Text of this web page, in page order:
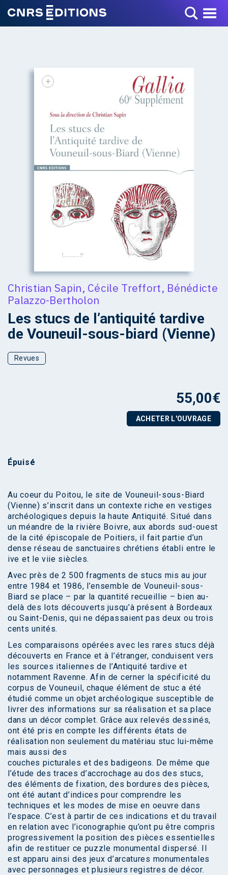
Toggle Menu
+
Christian Sapin, Cécile Treffort, Bénédicte
Palazzo-Bertholon
Les stucs de l’antiquité tardive
de Vouneuil-sous-biard (Vienne)
Revues
55,00€
ACHETER L'OUVRAGE
Épuisé
Au coeur du Poitou, le site de Vouneuil-sous-Biard
(Vienne) s’inscrit dans un contexte riche en vestiges
archéologiques depuis la haute Antiquité. Situé dans
un méandre de la rivière Boivre, aux abords sud-ouest
de la cité épiscopale de Poitiers, il fait partie d’un
dense réseau de sanctuaires chrétiens établi entre le
ive et le viie siècles.
Avec près de 2 500 fragments de stucs mis au jour
entre 1984 et 1986, l’ensemble de Vouneuil-sous-
Biard se place – par la quantité recueillie – bien au-
delà des lots découverts jusqu’à présent à Bordeaux
ou Saint-Denis, qui ne dépassaient pas deux ou trois
cents unités.
Les comparaisons opérées avec les rares stucs déjà
découverts en France et à l’étranger, conduisent vers
les sources italiennes de l’Antiquité tardive et
notamment Ravenne. Afin de cerner la spécificité du
corpus de Vouneuil, chaque élément de stuc a été
étudié comme un objet archéologique susceptible de
livrer des informations sur sa réalisation et sa place
dans un décor complet. Grâce aux relevés dessinés,
ont été pris en compte les différents états de
réalisation non seulement du matériau stuc lui-même
mais aussi des
couches picturales et des badigeons. De même que
l’étude des traces d’accrochage au dos des stucs,
des éléments de fixation, des bordures des pièces,
ont été autant d’indices pour comprendre les
techniques et les modes de mise en oeuvre dans
l’espace. C’est à partir de ces indications et du travail
en relation avec l’iconographie qu’ont pu être compris
progressivement la position des pièces essentielles
afin de restituer ce puzzle monumental dispersé. Il
est apparu ainsi des jeux d’arcatures monumentales
avec personnages et plusieurs registres de décor.